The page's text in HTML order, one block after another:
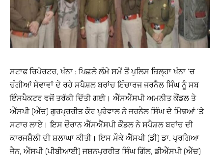
ਸਟਾਫ ਰਿਪੋਰਟਰ, ਖੰਨਾ : ਪਿਛਲੇ ਲੰਮੇ ਸਮੇਂ ਤੋਂ ਪੁਲਿਸ ਜ਼ਿਲ੍ਹਾ ਖੰਨਾ ‘ਚ
ਚੰਗੀਆਂ ਸੇਵਾਵਾਂ ਦੇ ਰਹੇ ਸਪੈਸ਼ਲ ਬਰਾਂਚ ਇੰਚਾਰਜ ਜਰਨੈਲ ਸਿੰਘ ਨੂੰ ਸਬ
ਇੰਸਪੈਕਟਰ ਵਜੋਂ ਤਰੱਕੀ ਦਿੱਤੀ ਗਈ। ਐੱਸਐੱਸਪੀ ਅਮਨੀਤ ਕੌਂਡਲ ਤੇ
ਐੱਸਪੀ (ਐੱਚ) ਗੁਰਪ੍ਰਰੀਤ ਕੌਰ ਪੁਰੇਵਾਲ ਨੇ ਜਰਨੈਲ ਸਿੰਘ ਦੇ ਮੋਿਢਆਂ ‘ਤੇ
ਸਟਾਰ ਲਾਏ। ਇਸ ਦੌਰਾਨ ਐੱਸਐੱਸਪੀ ਕੌਂਡਲ ਨੇ ਸਪੈਸ਼ਲ ਬਰਾਂਚ ਦੀ
ਕਾਰਜਸ਼ੈਲੀ ਦੀ ਸ਼ਲਾਘਾ ਕੀਤੀ। ਇਸ ਮੌਕੇ ਐੱਸਪੀ (ਡੀ) ਡਾ. ਪ੍ਰਗਿਆ
ਜੈਨ, ਐੱਸਪੀ (ਪੀਬੀਆਈ) ਜਸ਼ਨਪ੍ਰਰੀਤ ਸਿੰਘ ਗਿੱਲ, ਡੀਐੱਸਪੀ (ਐੱਚ)